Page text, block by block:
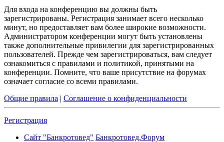
Для входа на конференцию вы должны быть
зарегистрированы. Регистрация занимает всего несколько
минут, но предоставляет вам более широкие возможности.
Администратором конференции могут быть установлены
также дополнительные привилегии для зарегистрированных
пользователей. Прежде чем зарегистрироваться, вам следует
ознакомиться с правилами и политикой, принятыми на
конференции. Помните, что ваше присутствие на форумах
означает согласие со всеми правилами.
Общие правила | Соглашение о конфиденциальности
Регистрация
Сайт "Банкротовед" Банкротовед.Форум